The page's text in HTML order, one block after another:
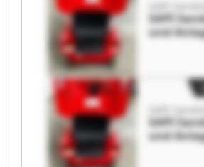
SAPI
und
GmbH
SAPI
und
GmbH